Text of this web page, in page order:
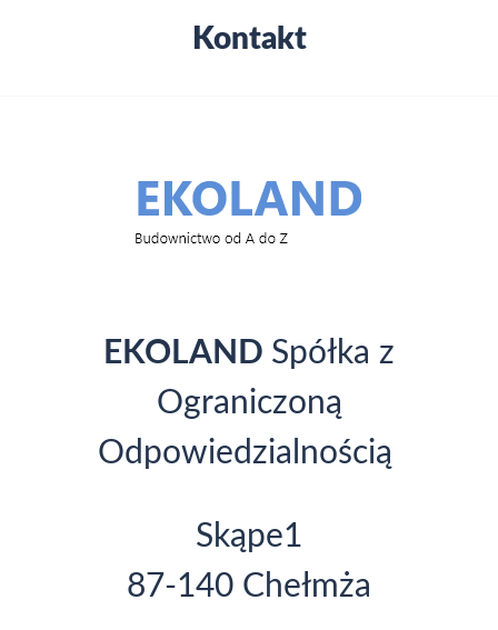
Kontakt
EKOLAND Spółka z
Ograniczoną
Odpowiedzialnością
Skąpe1
87-140 Chełmża